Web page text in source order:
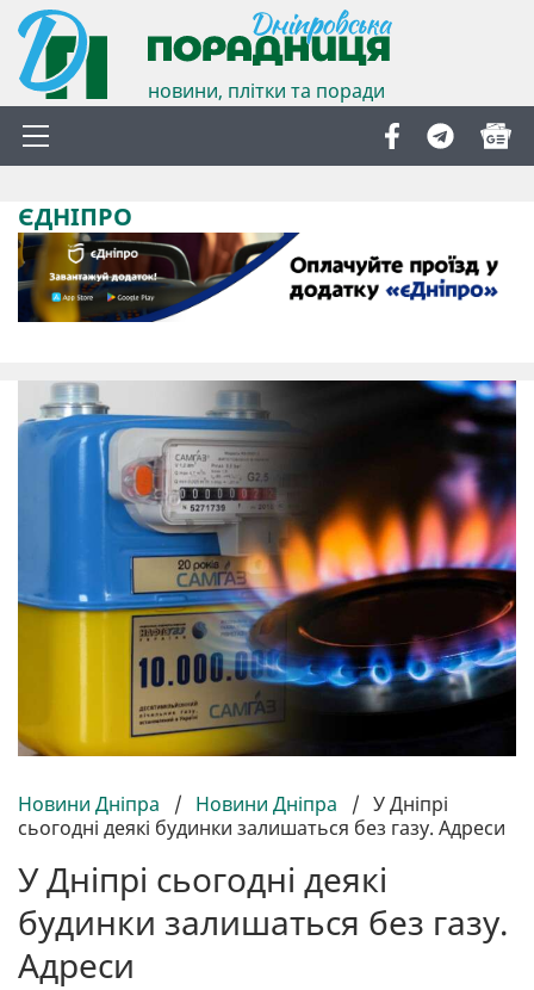
новини, плітки та поради
ЄДНІПРО
Новини Дніпра / Новини Дніпра / У Дніпрі
сьогодні деякі будинки залишаться без газу. Адреси
У Дніпрі сьогодні деякі
будинки залишаться без газу.
Адреси